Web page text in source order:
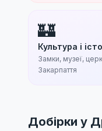
🏰
Культура і
Замки, музеї,
Закарпаття
Добірки у